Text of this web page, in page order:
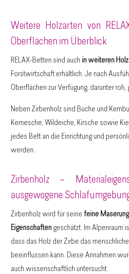
Weitere Holzarten von
Oberflächen im Überblick
RELAX-Betten sind auch in weiteren
Forstwirtschaft erhältlich. Je nach
Oberflächen zur Verfügung, darunter
Neben Zirbenholz sind Buche und
Kernesche, Wildeiche, Kirsche sowie
jedes Bett an die Einrichtung und
werden.
Zirbenholz –
ausgewogene
Zirbenholz wird für seinefeine Maserung
Eigenschaften geschätzt. Im Alpenraum
dass das Holz der Zirbe das
beeinflussen kann. Diese Annahmen
auch wissenschaftlich untersucht.